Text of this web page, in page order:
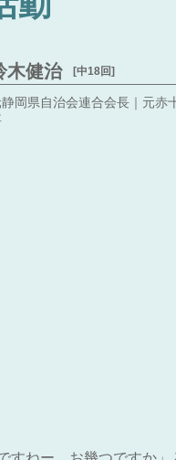
木健治 [中18回]
静岡県自治会連合会長｜元赤